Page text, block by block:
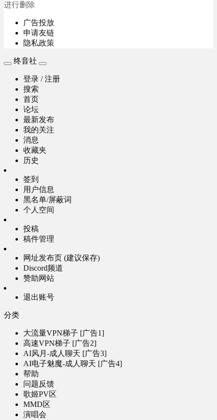
进行删除
广告投放
申请友链
隐私政策
终音社
登录 / 注册
搜索
首页
论坛
最新发布
我的关注
消息
收藏夹
历史
签到
用户信息
黑名单/屏蔽词
个人空间
投稿
稿件管理
网址发布页 (建议保存)
Discord频道
赞助网站
退出账号
分类
大流量VPN梯子 [广告1]
高速VPN梯子 [广告2]
AI风月-成人聊天 [广告3]
AI电子魅魔-成人聊天 [广告4]
帮助
问题反馈
歌姬PV区
MMD区
演唱会